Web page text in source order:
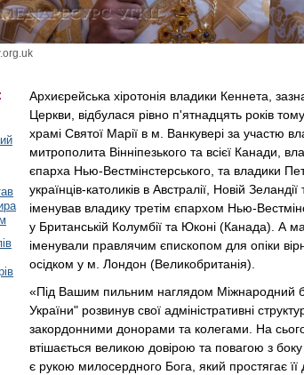
Архиєрейська хіротонія владики Кеннета,
Церкви, відбулася рівно п'ятнадцять років
храмі Святої Марії в м. Ванкувері за участю
митрополита Вінніпезького та всієї Канади,
єпарха Нью-Вестмінстерського, та владики
українців-католиків в Австралії, Новій
іменував владику третім єпархом Нью-
у Британській Колумбії та Юконі (Канада). А
іменували правлячим єпископом для опіки
осідком у м. Лондон (Великобританія).
«Під Вашим пильним наглядом Міжнародний
України" розвинув свої адміністративні
закордонними донорами та колегами. На
втішається великою довірою та повагою з боку
є рукою милосердного Бога, який простягає її